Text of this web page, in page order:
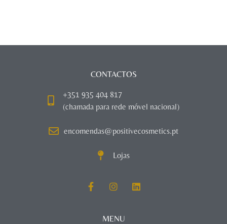
CONTACTOS
+351 935 404 817
(chamada para rede móvel nacional)
encomendas@positivecosmetics.pt
Lojas
MENU